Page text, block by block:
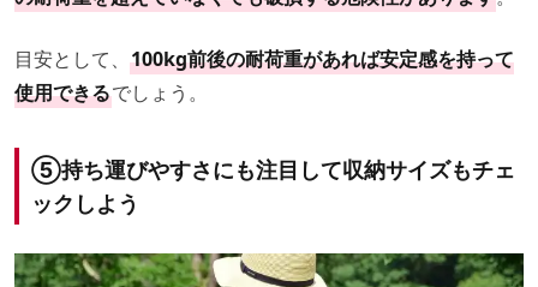
目安として、 100kg前後の耐荷重があれば安定感を持って
使用できるでしょう。
⑤持ち運びやすさにも注目して収納サイズもチェ
ックしよう